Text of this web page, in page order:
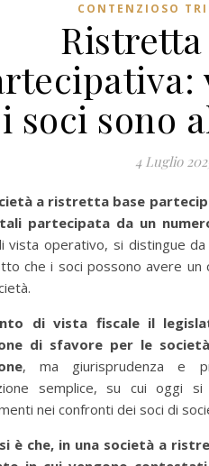
CONTENZIOSO
Ristretta
soci sono
4 Luglio
a ristretta base
partecipata da un
vista operativo, si distingue
che i soci possono avere
di vista fiscale il
di sfavore per le
, ma giurisprudenza e
semplice, su cui oggi
nei confronti dei soci di
è che, in una società a